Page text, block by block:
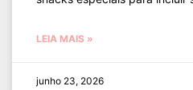
LEIA MAIS »
junho 23, 2026